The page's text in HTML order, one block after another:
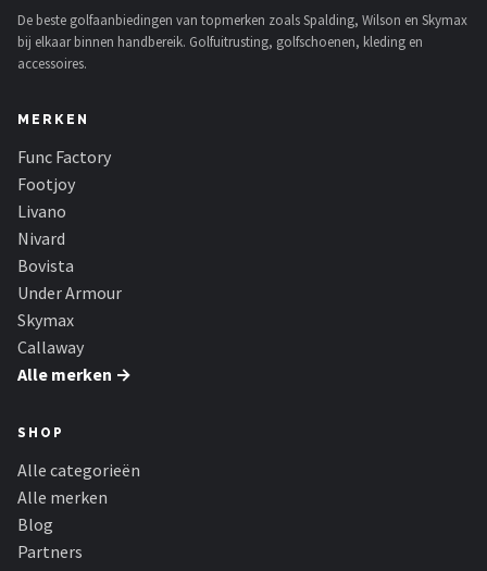
De beste golfaanbiedingen van topmerken zoals Spalding, Wilson en Skymax
bij elkaar binnen handbereik. Golfuitrusting, golfschoenen, kleding en
accessoires.
MERKEN
Func Factory
Footjoy
Livano
Nivard
Bovista
Under Armour
Skymax
Callaway
Alle merken →
SHOP
Alle categorieën
Alle merken
Blog
Partners